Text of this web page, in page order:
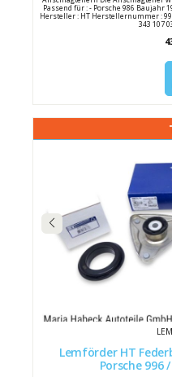
Passend für : - Porsche 986 Baujahr
Hersteller : HT Herstellernummer :
343 107
Lemförder HT